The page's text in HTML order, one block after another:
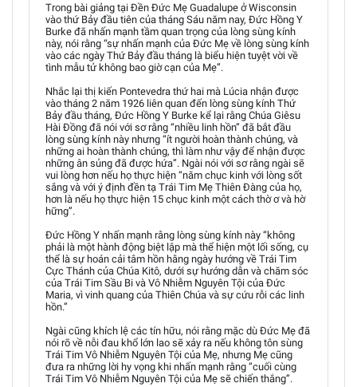
Trong bài giảng tại Đền Đức Mẹ Guadalupe ở Wisconsin
vào thứ Bảy đầu tiên của tháng Sáu năm nay, Đức Hồng Y
Burke đã nhấn mạnh tầm quan trọng của lòng sùng kính
này, nói rằng “sự nhấn mạnh của Đức Mẹ về lòng sùng kính
vào các ngày Thứ Bảy đầu tháng là biểu hiện tuyệt vời về
tình mẫu tử không bao giờ cạn của Mẹ”.
Nhắc lại thị kiến Pontevedra thứ hai mà Lúcia nhận được
vào tháng 2 năm 1926 liên quan đến lòng sùng kính Thứ
Bảy đầu tháng, Đức Hồng Y Burke kể lại rằng Chúa Giêsu
Hài Đồng đã nói với sơ rằng “nhiều linh hồn” đã bắt đầu
lòng sùng kính này nhưng “ít người hoàn thành chúng, và
những ai hoàn thành chúng, thì làm như vậy để nhận được
những ân sủng đã được hứa”. Ngài nói với sơ rằng ngài sẽ
vui lòng hơn nếu họ thực hiện “năm chục kinh với lòng sốt
sắng và với ý định đền tạ Trái Tim Mẹ Thiên Đàng của họ,
hơn là nếu họ thực hiện 15 chục kinh một cách thờ ơ và hờ
hững”.
Đức Hồng Y nhấn mạnh rằng lòng sùng kính này “không
phải là một hành động biệt lập mà thể hiện một lối sống, cụ
thể là sự hoán cải tâm hồn hằng ngày hướng về Trái Tim
Cực Thánh của Chúa Kitô, dưới sự hướng dẫn và chăm sóc
của Trái Tim Sầu Bi và Vô Nhiễm Nguyên Tội của Đức
Maria, vì vinh quang của Thiên Chúa và sự cứu rỗi các linh
hồn.”
Ngài cũng khích lệ các tín hữu, nói rằng mặc dù Đức Mẹ đã
nói rõ về nỗi đau khổ lớn lao sẽ xảy ra nếu không tôn sùng
Trái Tim Vô Nhiễm Nguyên Tội của Mẹ, nhưng Mẹ cũng
đưa ra những lời hy vọng khi nhấn mạnh rằng “cuối cùng
Trái Tim Vô Nhiễm Nguyên Tội của Mẹ sẽ chiến thắng”.